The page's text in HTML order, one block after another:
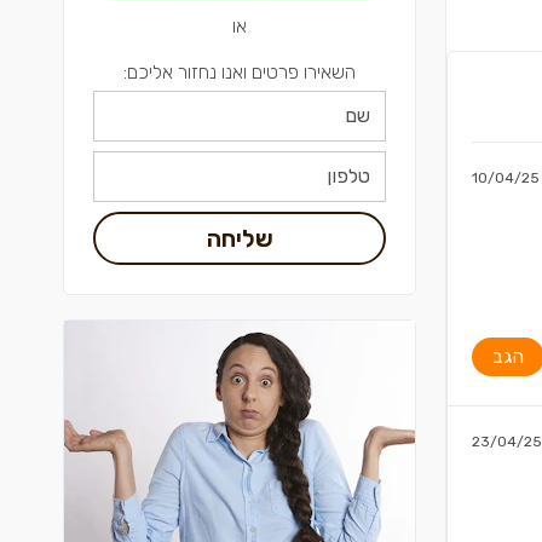
10/04/25
הגב
23/04/25
או
השאירו פרטים ואנו נחזור אליכם:
שליחה